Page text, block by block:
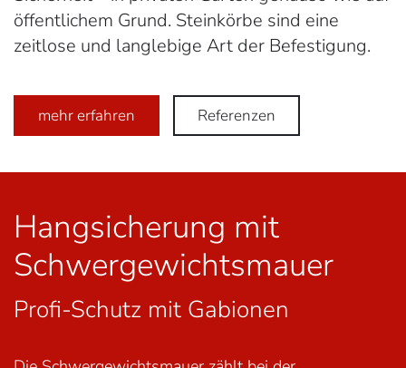
öffentlichem Grund. Steinkörbe sind eine
zeitlose und langlebige Art der Befestigung.
mehr erfahren Referenzen
Hangsicherung mit
Schwergewichts­mauer
Profi-Schutz mit Gabionen